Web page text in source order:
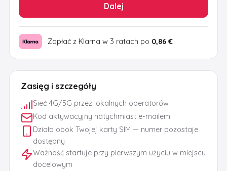
Zasięg i szczegóły
Sieć 4G/5G przez lokalnych operatorów
Kod aktywacyjny natychmiast e-mailem
Działa obok Twojej karty SIM — numer pozostaje
dostępny
Ważność startuje przy pierwszym użyciu w miejscu
docelowym
Dalej
Zapłać z Klarna w 3 ratach po 0,86 €